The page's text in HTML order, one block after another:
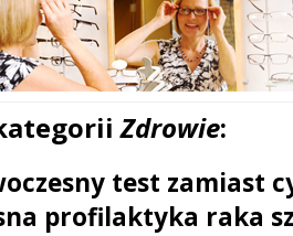
Zdrowie:
test zamiast
profilaktyka raka